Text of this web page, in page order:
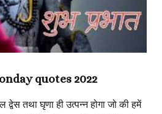
quotes 2022
तथा घृणा ही उत्पन्न होगा जो की हमें